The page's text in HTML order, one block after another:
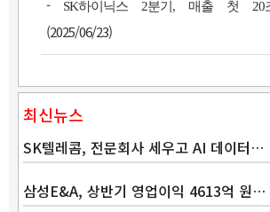
- SK하이닉스 2분기, 매출 첫
(2025/06/23)
최신뉴스
SK텔레콤, 전문회사 세우고 AI 데이터…
삼성E&A, 상반기 영업이익 4613억 원…